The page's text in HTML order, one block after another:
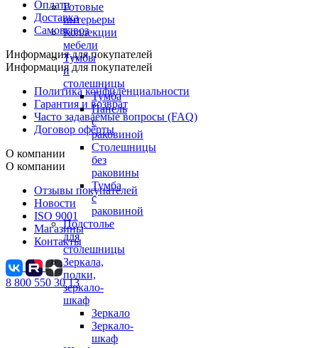
Готовые
интерьеры
Коллекции
мебели
Тумбы
и
столешницы
Тумба
Панель
с
раковиной
Столешницы
без
раковины
Тумба
с
раковиной
Подстолье
для
столешницы
Зеркала,
полки,
зеркало-
шкаф
Зеркало
Зеркало-
шкаф
Оплата
Доставка
Самовывоз
Информация для покупателей
Информация для покупателей
Политика конфиденциальности
Гарантия и возврат
Часто задаваемые вопросы (FAQ)
Договор оферты
О компании
О компании
Отзывы покупателей
Новости
ISO 9001
Магазины
Контакты
8 800 550 30 13